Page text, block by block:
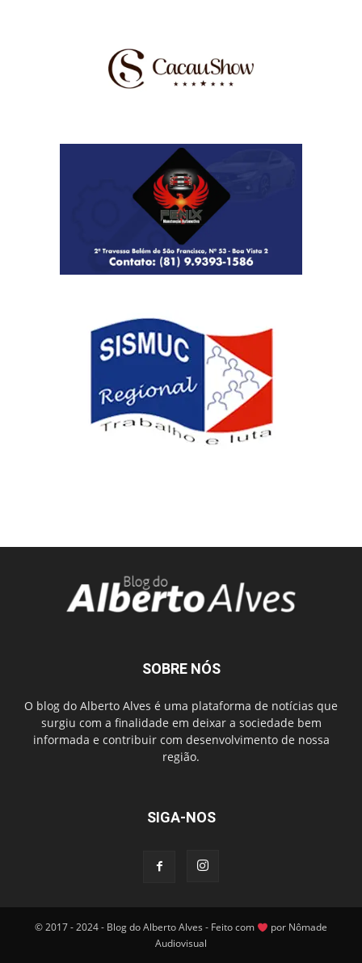
SOBRE NÓS
O blog do Alberto Alves é uma plataforma de notícias que
surgiu com a finalidade em deixar a sociedade bem
informada e contribuir com desenvolvimento de nossa
região.
SIGA-NOS
© 2017 - 2024 - Blog do Alberto Alves - Feito com
por Nômade
Audiovisual